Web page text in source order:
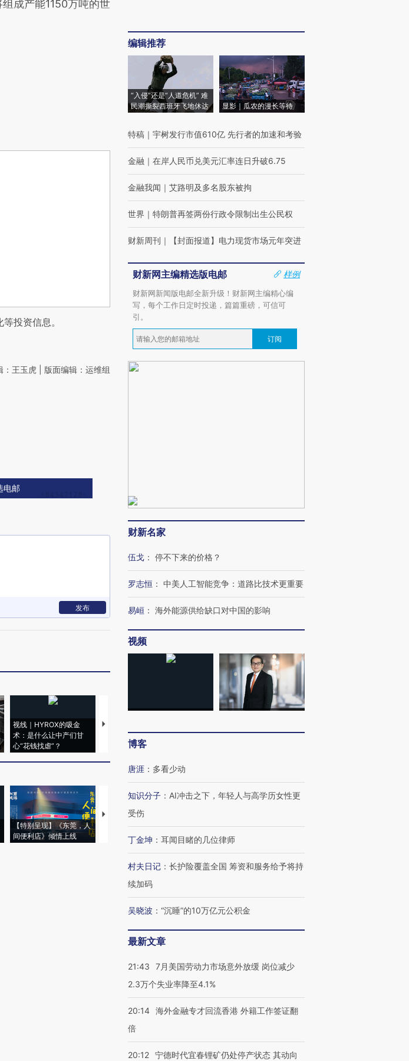
成产能1150万吨的世
投资信息。
：王玉虎 | 版面编辑：运维组
电邮
发布
视线｜HYROX的吸金
术：是什么让中产们甘
心“花钱找虐”？
马航飞行员跨国走私7万
粒摇头丸 尿检体内含3种
度Z世代 用街头抗争将教
机”？难民潮撕裂西班牙
【特别呈现】《东莞，人
间便利店》倾情上线
【推广】走进第四届链博
会，让数智科技“链”接产
【特别呈现】寻找100种
有意思的生活方式·第三对
CFO：不靠规模取胜，华
编辑推荐
“入侵”还是“人道危机” 难
民潮撕裂西班牙飞地休达
显影｜瓜农的漫长等待
特稿 ｜ 宇树发行市值610亿 先行者的加速和考验
金融 ｜ 在岸人民币兑美元汇率连日升破6.75
金融我闻 ｜ 艾路明及多名股东被拘
世界 ｜ 特朗普再签两份行政令限制出生公民权
财新周刊 ｜ 【封面报道】电力现货市场元年突进
财新网主编精选版电邮
样例
财新网新闻版电邮全新升级！财新网主编精心编
写，每个工作日定时投递，篇篇重磅，可信可
引。
订阅
财新名家
伍戈 ： 停不下来的价格？
罗志恒 ： 中美人工智能竞争：道路比技术更重要
易峘 ： 海外能源供给缺口对中国的影响
视频
博客
唐涯 ： 多看少动
知识分子 ： AI冲击之下，年轻人与高学历女性更
受伤
丁金坤 ： 耳闻目睹的几位律师
村夫日记 ： 长护险覆盖全国 筹资和服务给予将持
续加码
吴晓波 ： “沉睡”的10万亿元公积金
最新文章
21:43
7月美国劳动力市场意外放缓 岗位减少
2.3万个失业率降至4.1%
20:14 海外金融专才回流香港 外籍工作签证翻
倍
20:12 宁德时代宜春锂矿仍处停产状态 其动向